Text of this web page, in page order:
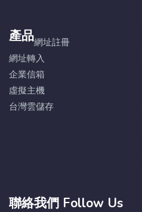
產品網址註冊
網址轉入
企業信箱
虛擬主機
台灣雲儲存
聯絡我們 Follow Us